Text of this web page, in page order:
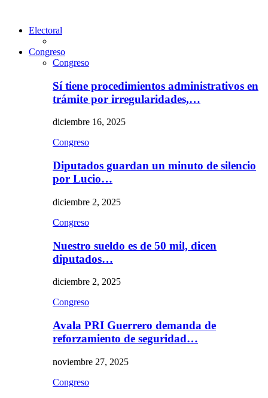
Electoral
Congreso
Congreso
Sí tiene procedimientos administrativos en
trámite por irregularidades,…
diciembre 16, 2025
Congreso
Diputados guardan un minuto de silencio
por Lucio…
diciembre 2, 2025
Congreso
Nuestro sueldo es de 50 mil, dicen
diputados…
diciembre 2, 2025
Congreso
Avala PRI Guerrero demanda de
reforzamiento de seguridad…
noviembre 27, 2025
Congreso